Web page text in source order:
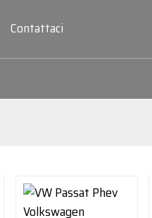
Contattaci